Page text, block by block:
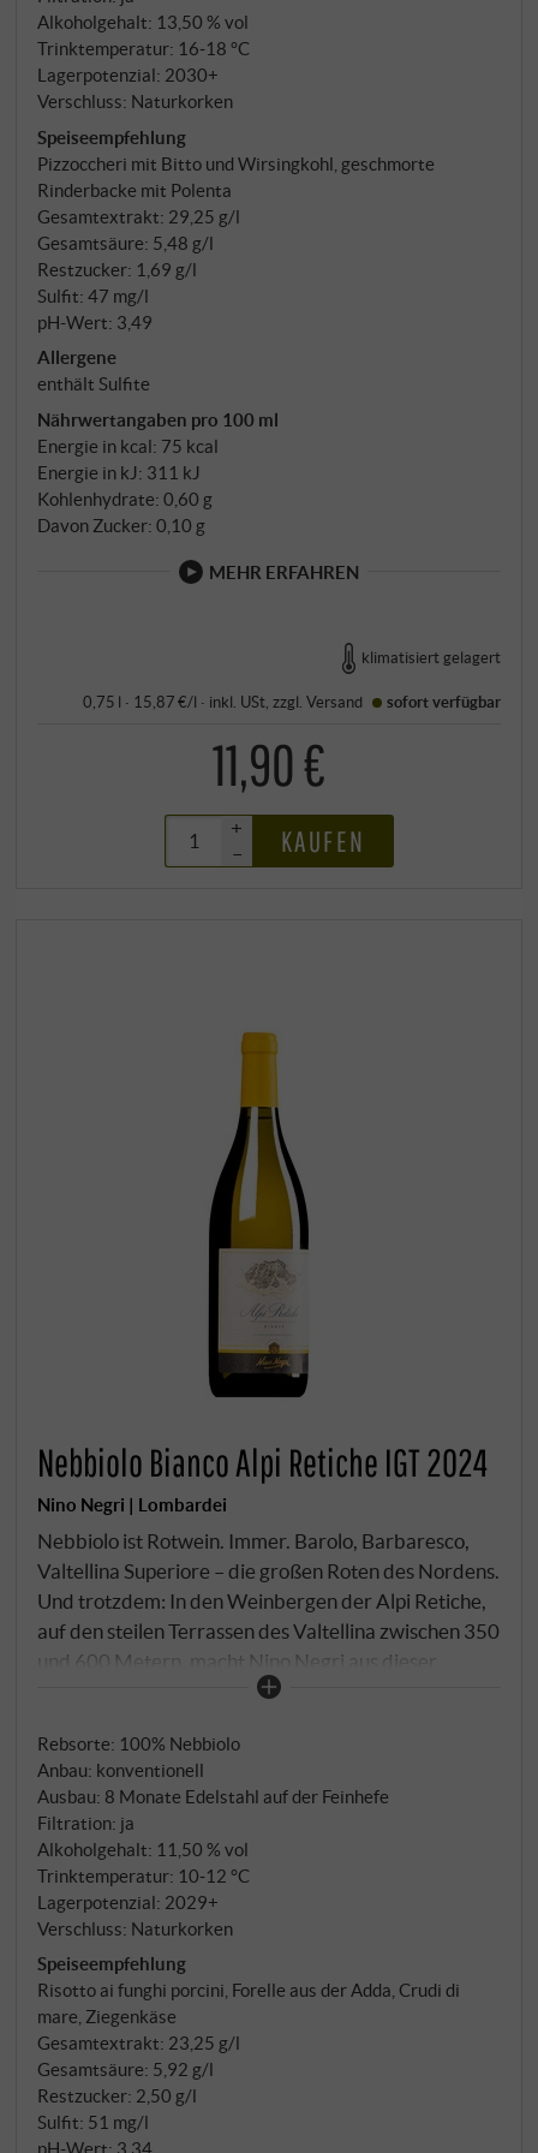
ist eine Cuvée aus 90% Chiavennasca – dem lokalen
Namen des Nebbiolo – und 10% Merlot, dessen
Terrassen-Früchte die alpine Strenge sanft einhegen.
Die Trauben stammen aus süd- bis
südostexponierten Steillagen auf 350–500 Metern,
auf sandigen Kalkböden hinter Trockensteinmauern,
von Hand gelesen wie seit jeher. Zehn Tage
Mazeration in Stahl, anschließend 18 Monate in
großen slavonischen und französischen
Eichenfässern.
Alkoholgehalt: 13,50 % vol
Trinktemperatur: 16‑18 °C
Lagerpotenzial: 2030+
Verschluss: Naturkorken
Speiseempfehlung
Pizzoccheri mit Bitto und Wirsingkohl, geschmorte
Rinderbacke mit Polenta
Gesamtextrakt: 29,25 g/l
Gesamtsäure: 5,48 g/l
Restzucker: 1,69 g/l
Sulfit: 47 mg/l
pH-Wert: 3,49
Allergene
enthält Sulfite
Nährwertangaben pro 100 ml
Energie in kcal: 75 kcal
Energie in kJ: 311 kJ
Kohlenhydrate: 0,60 g
Davon Zucker: 0,10 g
MEHR ERFAHREN
klimatisiert gelagert
0,75 l · 15,87 €/l · inkl. USt , zzgl.Versand sofort verfügbar
11,90 €
+
–
KAUFEN
Nebbiolo Bianco Alpi Retiche IGT 2024
Nino Negri | Lombardei
Nebbiolo ist Rotwein. Immer. Barolo, Barbaresco,
Valtellina Superiore – die großen Roten des Nordens.
Und trotzdem: In den Weinbergen der Alpi Retiche,
auf den steilen Terrassen des Valtellina zwischen 350
und 600 Metern, macht Nino Negri aus dieser
Rebsorte einen Weißwein. Blanc de Noir – von einer
kann, wenn man ihm die Farbe wegnimmt und die
Mineralität reden lässt. Das Geheimnis liegt im
Boden. Die geologische Vielfalt der Alpi Retiche
entstand aus dem Aufeinanderprallen der
afrikanischen und der europäischen
Kontinentalplatte – ein Zusammenstoß, der die
Alpen formte und dabei Gesteine von
außergewöhnlicher Mineralität hinterließ. Diese
Böden geben dem Nebbiolo Bianco seinen
unverwechselbaren Charakter: elegant, mineralisch,
von einer Komplexität, die für einen Weißwein
dieser Region überraschend ist.
Rebsorte: 100% Nebbiolo
Anbau: konventionell
Ausbau: 8 Monate Edelstahl auf der Feinhefe
Filtration: ja
Alkoholgehalt: 11,50 % vol
Trinktemperatur: 10‑12 °C
Lagerpotenzial: 2029+
Verschluss: Naturkorken
Speiseempfehlung
Risotto ai funghi porcini, Forelle aus der Adda, Crudi di
mare, Ziegenkäse
Gesamtextrakt: 23,25 g/l
Gesamtsäure: 5,92 g/l
Restzucker: 2,50 g/l
Sulfit: 51 mg/l
pH-Wert: 3,34